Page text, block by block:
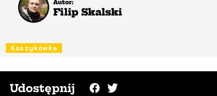
Koszykówka
Udostępnij